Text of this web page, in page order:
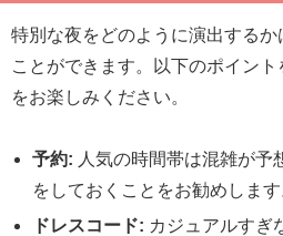
特別な夜をどのように演出する
ことができます。以下のポイン
をお楽しみください。
予約: 人気の時間帯は混雑が予
をしておくことをお勧めします
ドレスコード: カジュアルすぎ